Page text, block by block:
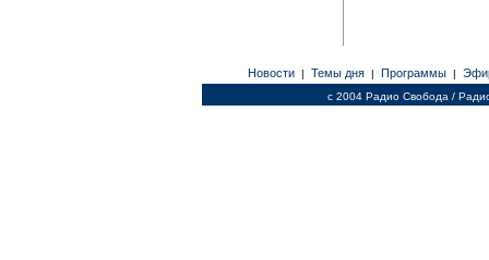
Новости | Темы дня | Программы |
c 2004 Радио Свобода /